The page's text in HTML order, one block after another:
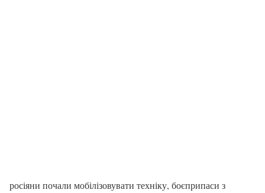
росіяни почали мобілізовувати техніку, боєприпаси з